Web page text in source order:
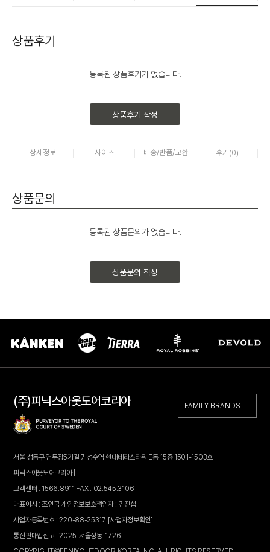
상품후기
등록된 상품후기가 없습니다.
상품후기 작성
상세정보 사이즈 배송/반품/교환 후기(0)
상품문의
등록된 상품문의가 없습니다.
상품문의 작성
(주)피닉스아웃도어코리아 FAMILY BRANDS +
서울 성동구 연무장5가길 7 성수역 현대테라스타워 E동 15층 1501-1503호
피닉스아웃도어코리아 |
고객센터 : 1566.8911 FAX : 02.545.3106
대표이사 : 조인국 개인정보보호책임자 : 김진섭
사업자등록번호 : 220-88-25317 [사업자정보확인]
통신판매업신고 : 2025-서울성동-1726